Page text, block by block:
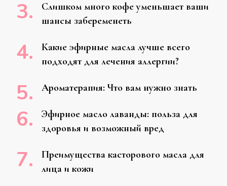
Слишком много кофе уменьшает ваши
шансы забеременеть
Какие эфирные масла лучше всего
подходят для лечения аллергии?
Ароматерапия: Что вам нужно знать
Эфирное масло лаванды: польза для
здоровья и возможный вред
Преимущества касторового масла для
лица и кожи